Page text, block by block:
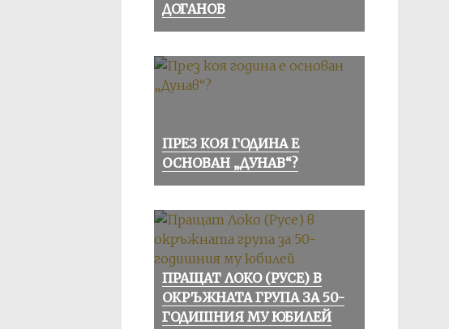
ДОГАНОВ
ПРЕЗ КОЯ ГОДИНА Е
ОСНОВАН „ДУНАВ“?
ПРАЩАТ ЛОКО (РУСЕ) В
ОКРЪЖНАТА ГРУПА ЗА 50-
ГОДИШНИЯ МУ ЮБИЛЕЙ